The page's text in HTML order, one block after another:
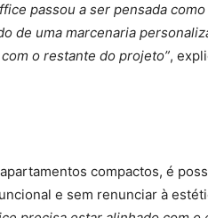
passou a ser pensada
de uma marcenaria
o restante do projeto”,
compactos, é
e sem renunciar à